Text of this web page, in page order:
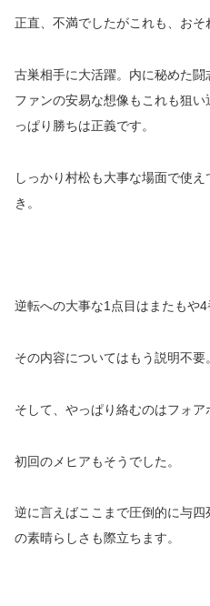
正直、不満でしたがこれも、おそ
古巣相手に大活躍。内に秘めた
ファンの安易な想像もこれも狙
っぱり勝ちは正義です。
しっかり村松も大事な場面で使
き。
逆転への大事な1点目はまたもや4
その内容についてはもう説明不要
そして、やっぱり絡むのはフォア
初回のメヒアもそうでした。
逆に言えばここまで圧倒的に与
の素晴らしさも際立ちます。